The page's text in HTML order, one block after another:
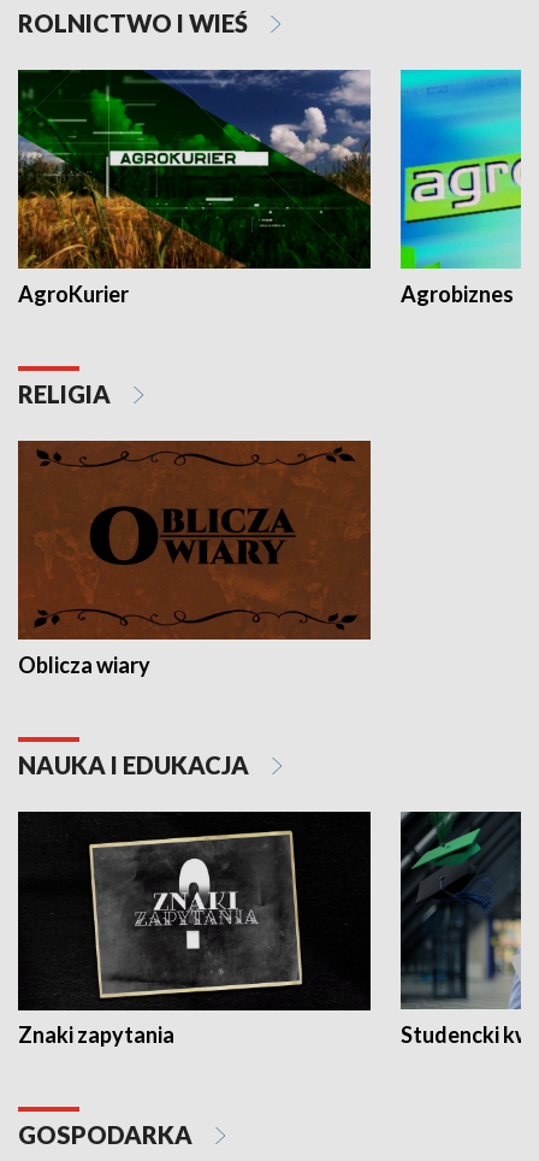
ROLNICTWO I WIEŚ
AgroKurier Agrobiznes
RELIGIA
Oblicza wiary
NAUKA I EDUKACJA
Znaki zapytania Studencki
GOSPODARKA